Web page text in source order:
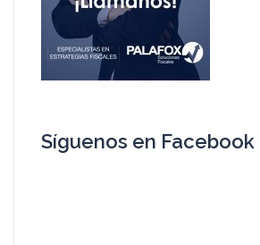
Síguenos en Facebook